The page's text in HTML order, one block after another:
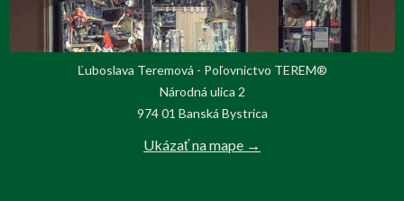
Ľuboslava Teremová - Poľovnictvo TEREM®
Národná ulica 2
974 01 Banská Bystrica
Ukázať na mape →